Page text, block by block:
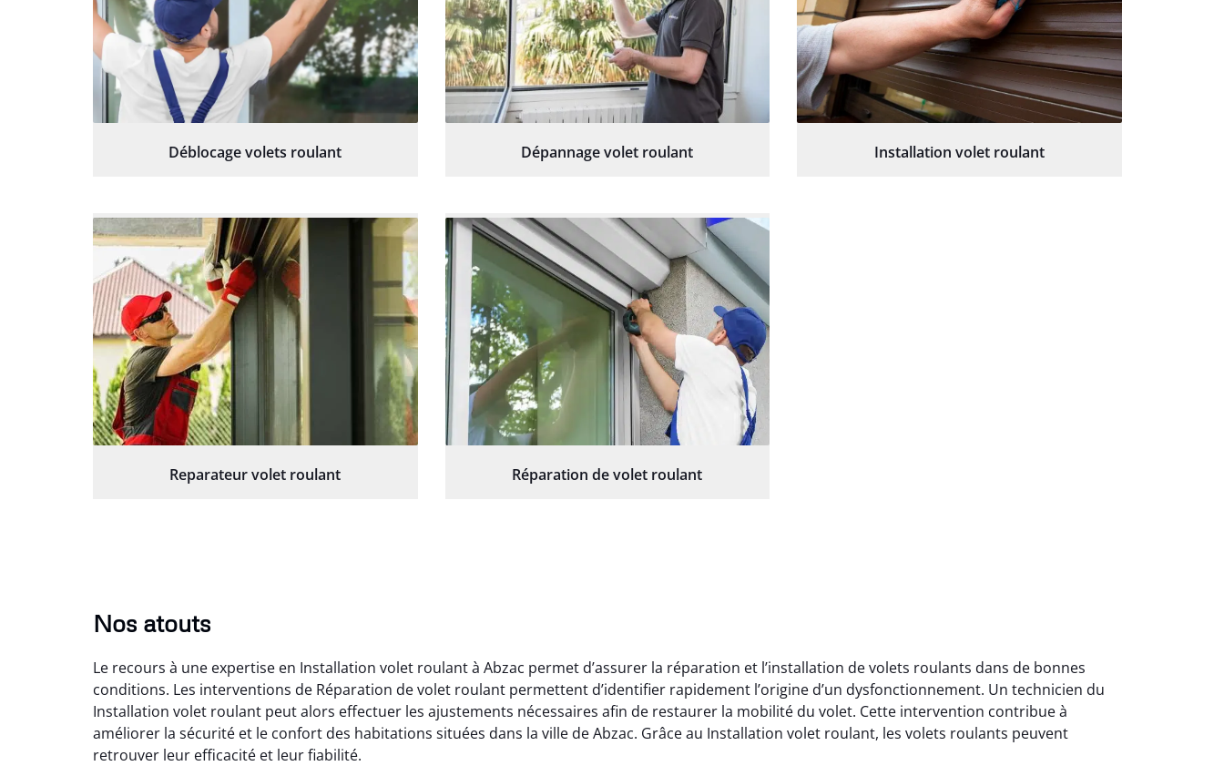
Déblocage volets roulant Dépannage volet roulant Installation volet roulant
Reparateur volet roulant Réparation de volet roulant
Nos atouts
Le recours à une expertise en Installation volet roulant à Abzac permet d’assurer la réparation et l’installation de volets roulants dans de bonnes
conditions. Les interventions de Réparation de volet roulant permettent d’identifier rapidement l’origine d’un dysfonctionnement. Un technicien du
Installation volet roulant peut alors effectuer les ajustements nécessaires afin de restaurer la mobilité du volet. Cette intervention contribue à
améliorer la sécurité et le confort des habitations situées dans la ville de Abzac. Grâce au Installation volet roulant, les volets roulants peuvent
retrouver leur efficacité et leur fiabilité.